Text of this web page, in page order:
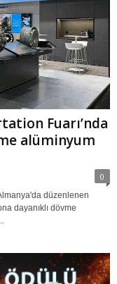
Fuarı’nda
alüminyum
0
düzenlenen
dayanıklı dövme